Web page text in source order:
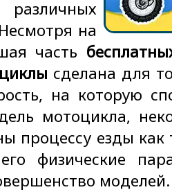
на
часть
сделана для
на которую
мотоцикла,
процессу езды как
физические
моделей.